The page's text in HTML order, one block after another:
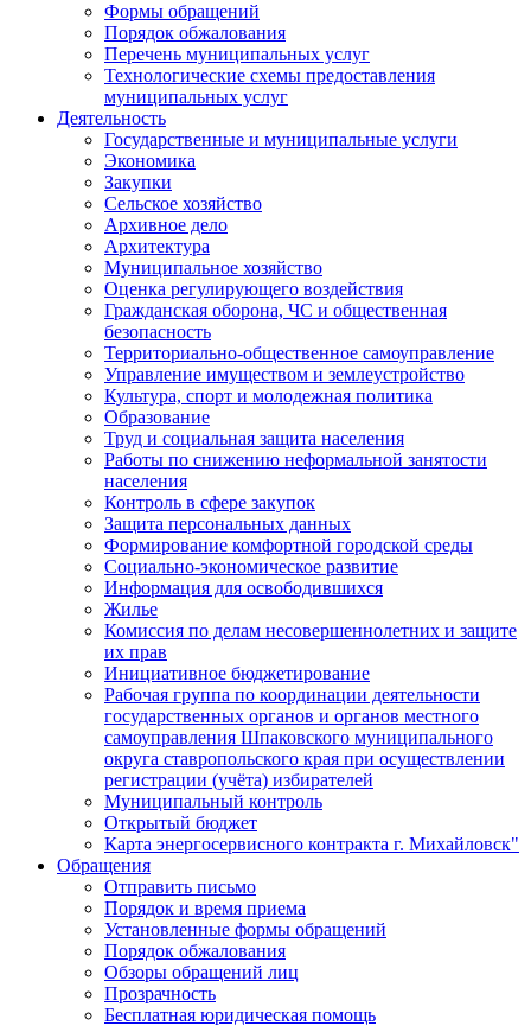
Формы обращений
Порядок обжалования
Перечень муниципальных услуг
Технологические схемы предоставления
муниципальных услуг
Деятельность
Государственные и муниципальные услуги
Экономика
Закупки
Сельское хозяйство
Архивное дело
Архитектура
Муниципальное хозяйство
Оценка регулирующего воздействия
Гражданская оборона, ЧС и общественная
безопасность
Территориально-общественное самоуправление
Управление имуществом и землеустройство
Культура, спорт и молодежная политика
Образование
Труд и социальная защита населения
Работы по снижению неформальной занятости
населения
Контроль в сфере закупок
Защита персональных данных
Формирование комфортной городской среды
Социально-экономическое развитие
Информация для освободившихся
Жилье
Комиссия по делам несовершеннолетних и защите
их прав
Инициативное бюджетирование
Рабочая группа по координации деятельности
государственных органов и органов местного
самоуправления Шпаковского муниципального
округа ставропольского края при осуществлении
регистрации (учёта) избирателей
Муниципальный контроль
Открытый бюджет
Карта энергосервисного контракта г. Михайловск"
Обращения
Отправить письмо
Порядок и время приема
Установленные формы обращений
Порядок обжалования
Обзоры обращений лиц
Прозрачность
Бесплатная юридическая помощь